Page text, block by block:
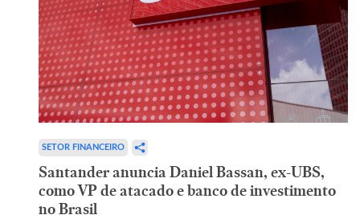
SETOR FINANCEIRO
Santander anuncia Daniel Bassan, ex-UBS,
como VP de atacado e banco de investimento
no Brasil